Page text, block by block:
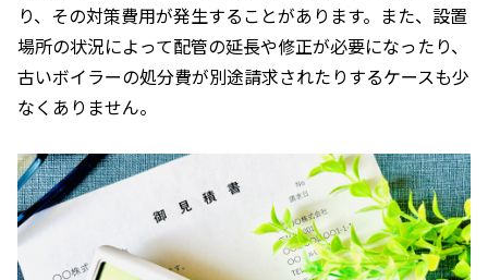
り、その対策費用が発生することがあります。また、設置
場所の状況によって配管の延長や修正が必要になったり、
古いボイラーの処分費が別途請求されたりするケースも少
なくありません。